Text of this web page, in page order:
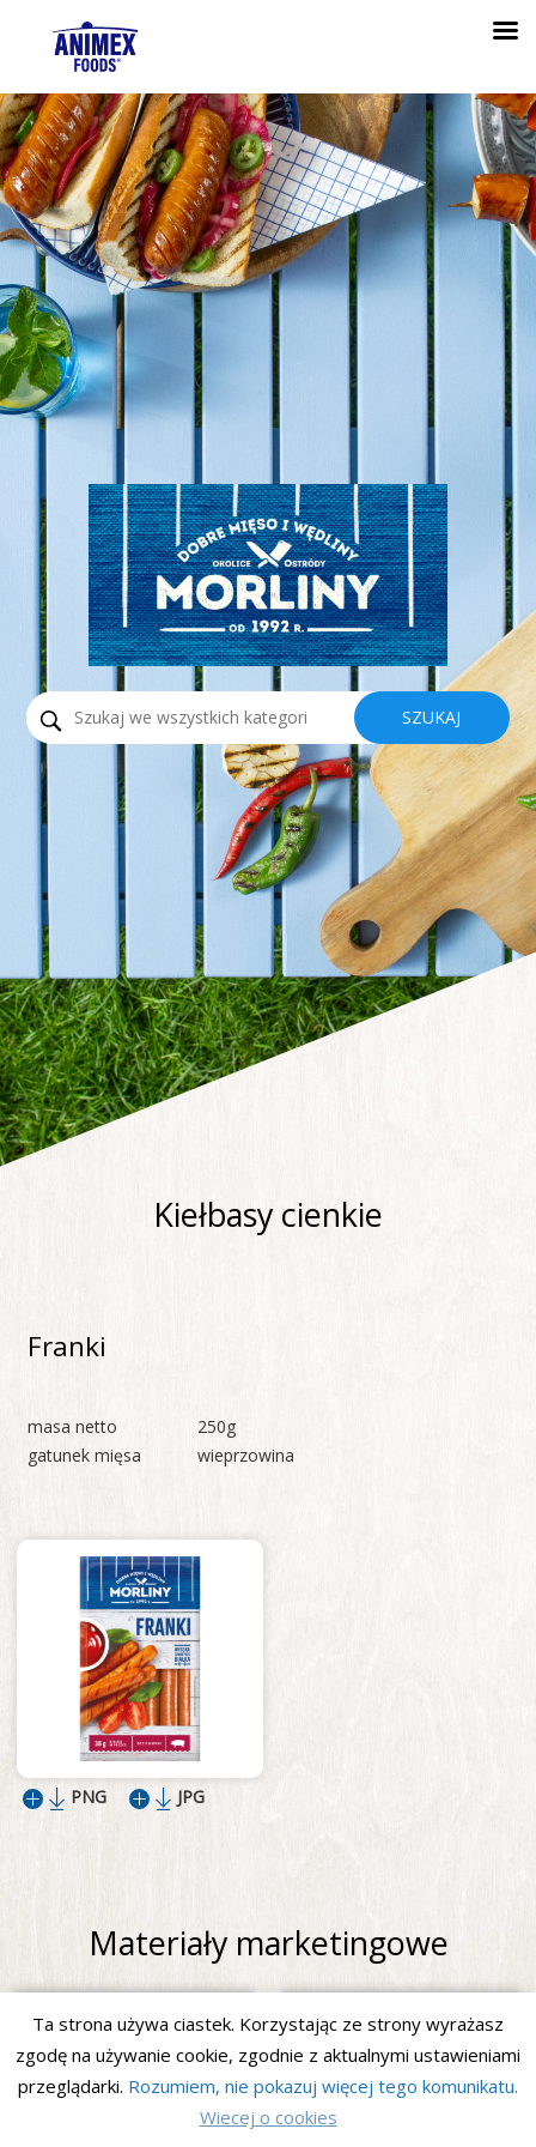
Kiełbasy cienkie
Franki
masa netto
250g
gatunek mięsa
wieprzowina
PNG JPG
Materiały marketingowe
Ta strona używa ciastek. Korzystając ze strony wyrażasz
zgodę na używanie cookie, zgodnie z aktualnymi ustawieniami
przeglądarki. Rozumiem, nie pokazuj więcej tego komunikatu.
Wiecej o cookies